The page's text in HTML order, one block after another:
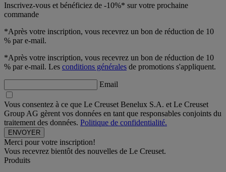
Inscrivez-vous et bénéficiez de -10%* sur votre prochaine
commande
*Après votre inscription, vous recevrez un bon de réduction de 10
% par e-mail.
*Après votre inscription, vous recevrez un bon de réduction de 10
% par e-mail. Les conditions générales de promotions s'appliquent.
Email
Vous consentez à ce que Le Creuset Benelux S.A. et Le Creuset
Group AG gèrent vos données en tant que responsables conjoints du
traitement des données. Politique de confidentialité.
Merci pour votre inscription!
Vous recevrez bientôt des nouvelles de Le Creuset.
Produits